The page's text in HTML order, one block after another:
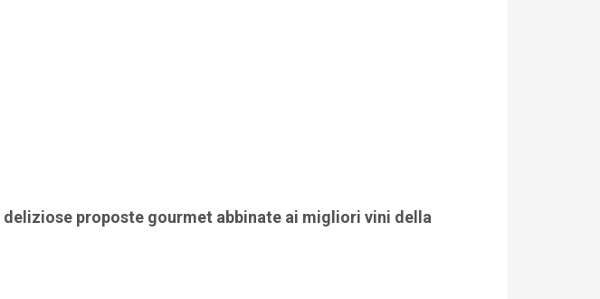
deliziose proposte gourmet abbinate ai migliori vini della